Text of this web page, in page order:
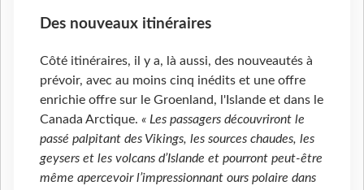
Des nouveaux itinéraires
Côté itinéraires, il y a, là aussi, des nouveautés à
prévoir, avec au moins cinq inédits et une offre
enrichie offre sur le Groenland, l'Islande et dans le
Canada Arctique. « Les passagers découvriront le
passé palpitant des Vikings, les sources chaudes, les
geysers et les volcans d’Islande et pourront peut-être
même apercevoir l’impressionnant ours polaire dans